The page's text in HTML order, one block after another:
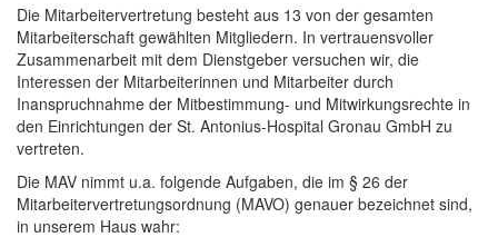
Die Mitarbeitervertretung besteht aus 13 von der gesamten
Mitarbeiterschaft gewählten Mitgliedern. In vertrauensvoller
Zusammenarbeit mit dem Dienstgeber versuchen wir, die
Interessen der Mitarbeiterinnen und Mitarbeiter durch
Inanspruchnahme der Mitbestimmung- und Mitwirkungsrechte in
den Einrichtungen der St. Antonius-Hospital Gronau GmbH zu
vertreten.
Die MAV nimmt u.a. folgende Aufgaben, die im § 26 der
Mitarbeitervertretungsordnung (MAVO) genauer bezeichnet sind,
in unserem Haus wahr: